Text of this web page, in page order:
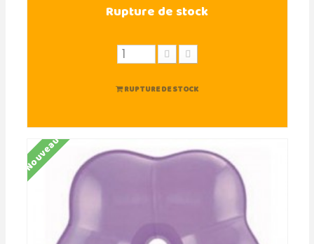
Rupture de stock
RUPTURE DE STOCK
Nouveau